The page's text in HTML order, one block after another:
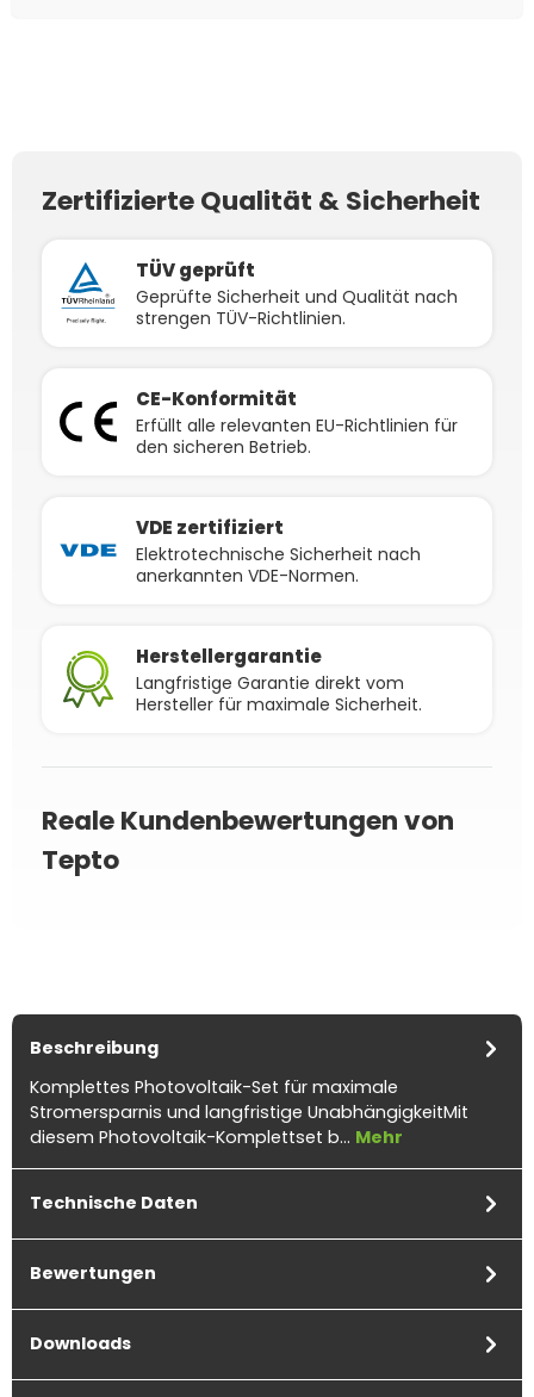
Zertifizierte Qualität & Sicherheit
TÜV geprüft
Geprüfte Sicherheit und Qualität nach
strengen TÜV-Richtlinien.
CE-Konformität
Erfüllt alle relevanten EU-Richtlinien für
den sicheren Betrieb.
VDE zertifiziert
Elektrotechnische Sicherheit nach
anerkannten VDE-Normen.
Herstellergarantie
Langfristige Garantie direkt vom
Hersteller für maximale Sicherheit.
Reale Kundenbewertungen von
Tepto
Beschreibung
Komplettes Photovoltaik-Set für maximale
Stromersparnis und langfristige UnabhängigkeitMit
diesem Photovoltaik-Komplettset b… Mehr
Technische Daten
Bewertungen
Downloads